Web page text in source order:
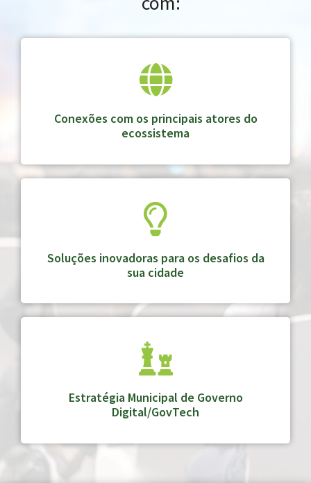
Conexões com os principais atores do
ecossistema
Soluções inovadoras para os desafios da
sua cidade
Estratégia Municipal de Governo
Digital/GovTech